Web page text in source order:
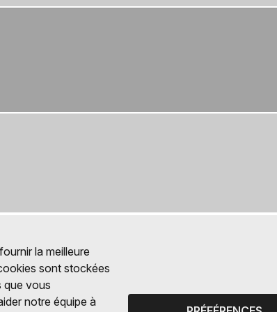
la meilleure
sont stockées
que vous
notre équipe à